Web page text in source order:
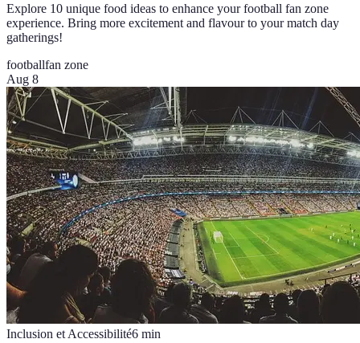
Explore 10 unique food ideas to enhance your football fan zone
experience. Bring more excitement and flavour to your match day
gatherings!
footballfan zone
Aug 8
Inclusion et Accessibilité6 min